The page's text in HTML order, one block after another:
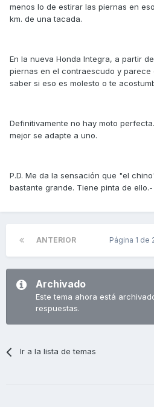
menos lo de estirar las piernas en
km. de una tacada.
En la nueva Honda Integra, a partir
piernas en el contraescudo y parece
saber si eso es molesto o te
Definitivamente no hay moto
mejor se adapte a uno.
P.D. Me da la sensación que "el
bastante grande. Tiene pinta de ello.-
ANTERIOR Página 1 de
Archivado
Este tema ahora está
respuestas.
Ir a la lista de temas